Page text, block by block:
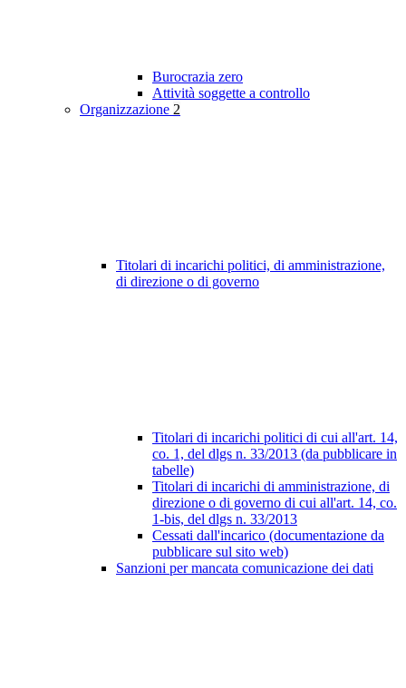
Burocrazia zero
Attività soggette a controllo
Organizzazione 2
Titolari di incarichi politici, di amministrazione,
di direzione o di governo
Titolari di incarichi politici di cui all'art. 14,
co. 1, del dlgs n. 33/2013 (da pubblicare in
tabelle)
Titolari di incarichi di amministrazione, di
direzione o di governo di cui all'art. 14, co.
1-bis, del dlgs n. 33/2013
Cessati dall'incarico (documentazione da
pubblicare sul sito web)
Sanzioni per mancata comunicazione dei dati